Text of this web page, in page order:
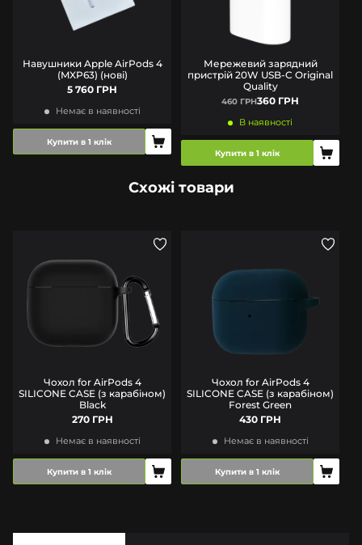
Навушники Apple AirPods 4
(MXP63) (нові)
5 760 ГРН
Немає в наявності
Купити в 1 клік
Мережевий зарядний
пристрій 20W USB-C Original
Quality
460 ГРН360 ГРН
В наявності
Купити в 1 клік
Схожі товари
Чохол for AirPods 4
SILICONE CASE (з карабіном)
Black
270 ГРН
Немає в наявності
Купити в 1 клік
Чохол for AirPods 4
SILICONE CASE (з карабіном)
Forest Green
430 ГРН
Немає в наявності
Купити в 1 клік